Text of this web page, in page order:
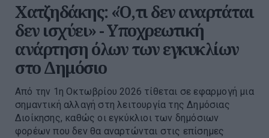
Χατζηδάκης: «Ό,τι δεν αναρτάται
δεν ισχύει» - Υποχρεωτική
ανάρτηση όλων των εγκυκλίων
στο Δημόσιο
Από την 1η Οκτωβρίου 2026 τίθεται σε εφαρμογή μια
σημαντική αλλαγή στη λειτουργία της Δημόσιας
Διοίκησης, καθώς οι εγκύκλιοι των δημόσιων
φορέων που δεν θα αναρτώνται στις επίσημες